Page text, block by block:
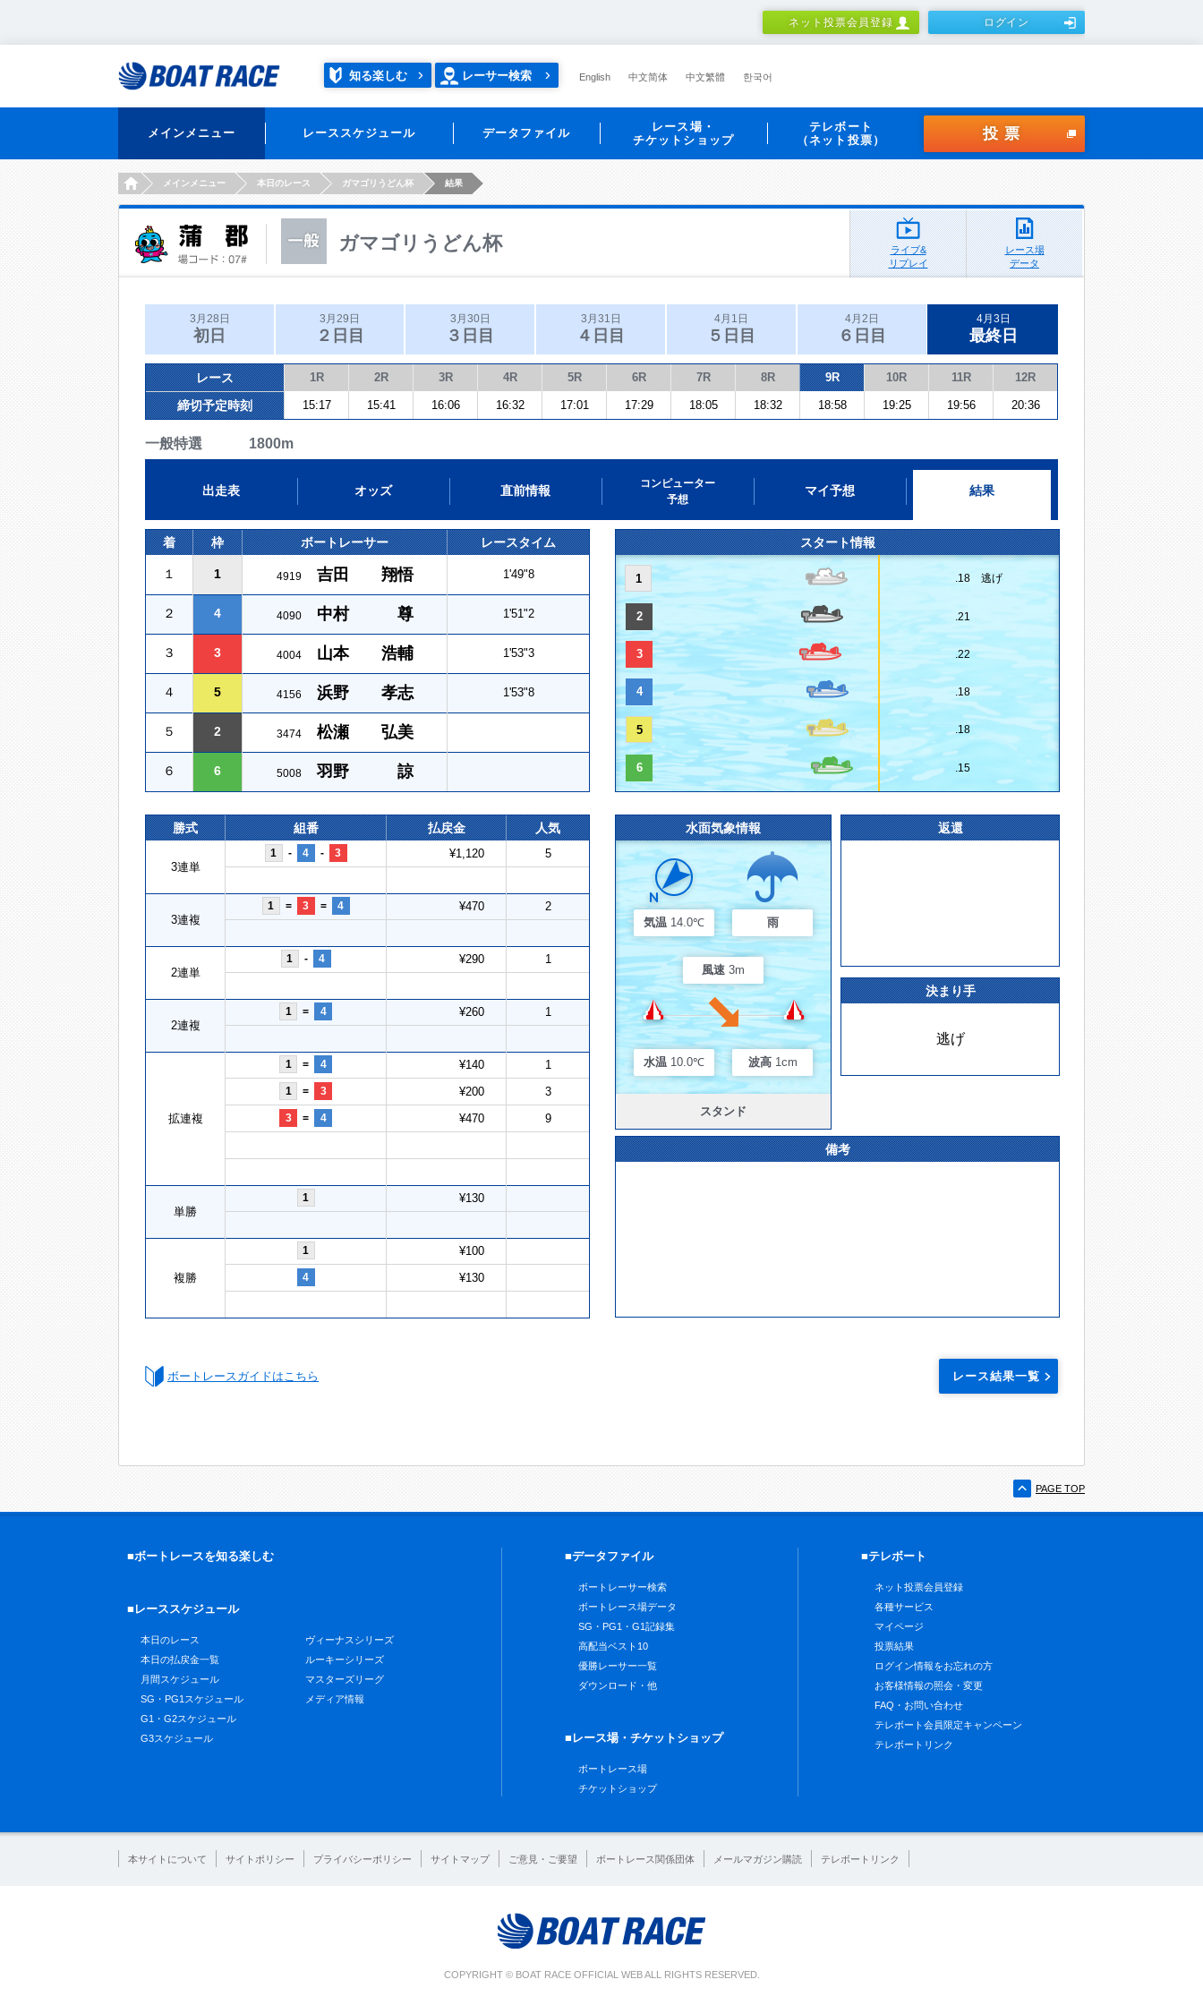
ネット投票会員登録 ログイン
知る楽しむ レーサー検索 English 中文简体 中文繁體 한국어
メインメニュー レーススケジュール データファイル
レース場・
チケットショップ
テレボート
（ネット投票）
投票
HOMEメインメニュー 本日のレース ガマゴリうどん杯 結果
ガマゴリうどん杯
ライブ&
リプレイ
レース場
データ
3月28日
初日
3月29日
２日目
3月30日
３日目
3月31日
４日目
4月1日
５日目
4月2日
６日目
4月3日
最終日
レース 1R 2R 3R 4R 5R 6R 7R 8R 9R 10R 11R 12R
締切予定時刻 15:17 15:41 16:06 16:32 17:01 17:29 18:05 18:32 18:58 19:25 19:56 20:36
一般特選 1800m
出走表 オッズ 直前情報
コンピューター
予想
マイ予想 結果
着 枠 ボートレーサー レースタイム
１ 1 4919 吉田 翔悟 1'49"8
２ 4 4090 中村 尊 1'51"2
３ 3 4004 山本 浩輔 1'53"3
４ 5 4156 浜野 孝志 1'53"8
５ 2 3474 松瀬 弘美
６ 6 5008 羽野 諒
スタート情報
1 .18 逃げ
2 .21
3 .22
4 .18
5 .18
6 .15
勝式 組番 払戻金 人気
3連単
1 - 4 - 3 ¥1,120 5
3連複
1 = 3 = 4 ¥470 2
2連単
1 - 4 ¥290 1
2連複
1 = 4 ¥260 1
拡連複
1 = 4 ¥140 1
1 = 3 ¥200 3
3 = 4 ¥470 9
単勝
1 ¥130
複勝
1 ¥100
4 ¥130
水面気象情報
気温 14.0℃ 雨
風速 3m
水温 10.0℃ 波高 1cm
スタンド
返還
決まり手
逃げ
備考
ボートレースガイドはこちら レース結果一覧
PAGE TOP
■ボートレースを知る楽しむ
■レーススケジュール
本日のレース
本日の払戻金一覧
月間スケジュール
SG・PG1スケジュール
G1・G2スケジュール
G3スケジュール
ヴィーナスシリーズ
ルーキーシリーズ
マスターズリーグ
メディア情報
■データファイル
ボートレーサー検索
ボートレース場データ
SG・PG1・G1記録集
高配当ベスト10
優勝レーサー一覧
ダウンロード・他
■レース場・チケットショップ
ボートレース場
チケットショップ
■テレボート
ネット投票会員登録
各種サービス
マイページ
投票結果
ログイン情報をお忘れの方
お客様情報の照会・変更
FAQ・お問い合わせ
テレボート会員限定キャンペーン
テレボートリンク
本サイトについて サイトポリシー プライバシーポリシー サイトマップ ご意見・ご要望 ボートレース関係団体 メールマガジン購読 テレボートリンク
COPYRIGHT © BOAT RACE OFFICIAL WEB ALL RIGHTS RESERVED.